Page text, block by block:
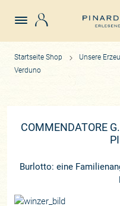
Startseite Shop Unsere
Verduno
COMMENDATORE
Burlotto: eine